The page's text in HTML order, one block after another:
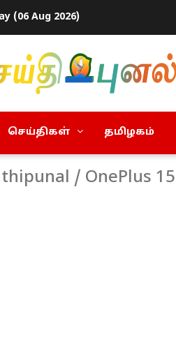
(06 Aug 2026)
செய்திகள் தமிழகம்
/ OnePlus